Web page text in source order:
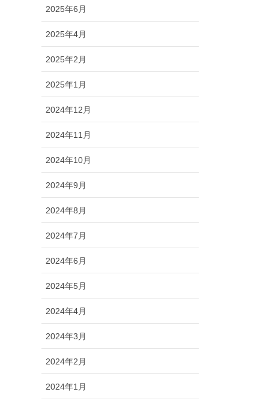
2025年6月
2025年4月
2025年2月
2025年1月
2024年12月
2024年11月
2024年10月
2024年9月
2024年8月
2024年7月
2024年6月
2024年5月
2024年4月
2024年3月
2024年2月
2024年1月